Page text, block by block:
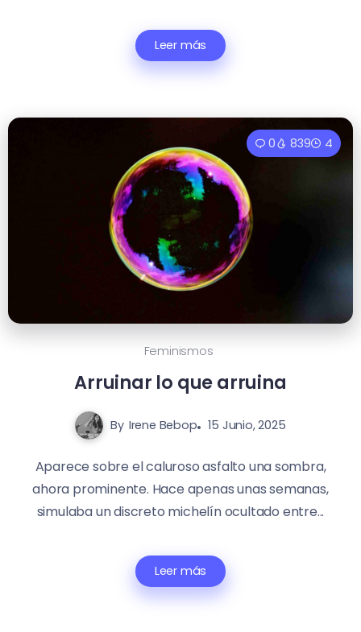
Leer más
0 839 4
Feminismos
Arruinar lo que arruina
By Irene Bebop 15 Junio, 2025
Aparece sobre el caluroso asfalto una sombra,
ahora prominente. Hace apenas unas semanas,
simulaba un discreto michelín ocultado entre...
Leer más